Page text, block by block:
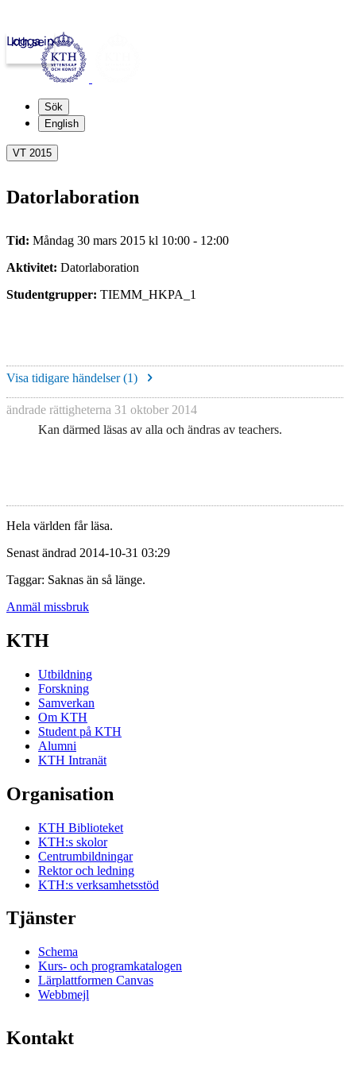
kth.se
Logga in
Sök
English
VT 2015
Datorlaboration
Tid: Måndag 30 mars 2015 kl 10:00 - 12:00
Aktivitet: Datorlaboration
Studentgrupper: TIEMM_HKPA_1
Visa tidigare händelser (1)
ändrade rättigheterna 31 oktober 2014
Kan därmed läsas av alla och ändras av teachers.
Hela världen får läsa.
Senast ändrad 2014-10-31 03:29
Taggar: Saknas än så länge.
Anmäl missbruk
KTH
Utbildning
Forskning
Samverkan
Om KTH
Student på KTH
Alumni
KTH Intranät
Organisation
KTH Biblioteket
KTH:s skolor
Centrumbildningar
Rektor och ledning
KTH:s verksamhetsstöd
Tjänster
Schema
Kurs- och programkatalogen
Lärplattformen Canvas
Webbmejl
Kontakt